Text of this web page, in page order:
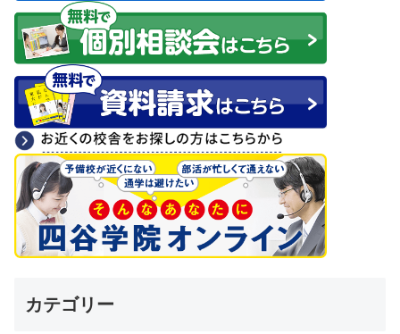
カテゴリー